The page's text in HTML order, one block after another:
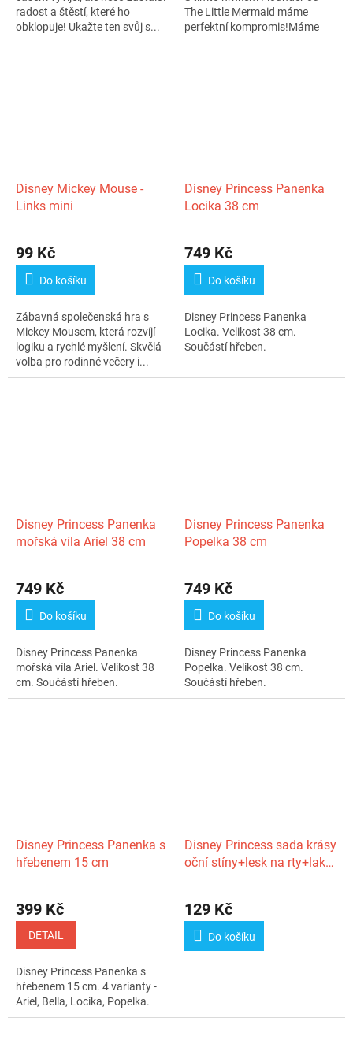
radost a štěstí, které ho
obklopuje! Ukažte ten svůj s...
The Little Mermaid máme
perfektní kompromis!Máme
pro Vás...
Disney Mickey Mouse -
Links mini
99 Kč
Do košíku
Zábavná společenská hra s
Mickey Mousem, která rozvíjí
logiku a rychlé myšlení. Skvělá
volba pro rodinné večery i...
Disney Princess Panenka
Locika 38 cm
749 Kč
Do košíku
Disney Princess Panenka
Locika. Velikost 38 cm.
Součástí hřeben.
Disney Princess Panenka
mořská víla Ariel 38 cm
749 Kč
Do košíku
Disney Princess Panenka
mořská víla Ariel. Velikost 38
cm. Součástí hřeben.
Disney Princess Panenka
Popelka 38 cm
749 Kč
Do košíku
Disney Princess Panenka
Popelka. Velikost 38 cm.
Součástí hřeben.
Disney Princess Panenka s
hřebenem 15 cm
399 Kč
DETAIL
Disney Princess Panenka s
hřebenem 15 cm. 4 varianty -
Ariel, Bella, Locika, Popelka.
Disney Princess sada krásy
oční stíny+lesk na rty+lak
129 Kč
Do košíku